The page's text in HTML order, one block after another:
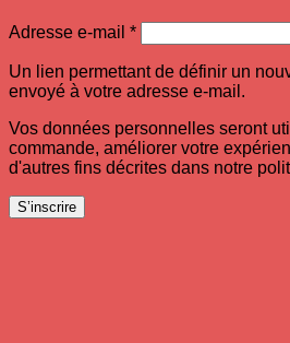
Adresse e-mail *Obligatoire
Un lien permettant de définir un
envoyé à votre adresse e-mail.
Vos données personnelles seront
commande, améliorer votre
d'autres fins décrites dans notre
S’inscrire